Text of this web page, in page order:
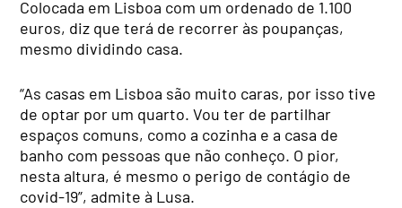
Colocada em Lisboa com um ordenado de 1.100
euros, diz que terá de recorrer às poupanças,
mesmo dividindo casa.
“As casas em Lisboa são muito caras, por isso tive
de optar por um quarto. Vou ter de partilhar
espaços comuns, como a cozinha e a casa de
banho com pessoas que não conheço. O pior,
nesta altura, é mesmo o perigo de contágio de
covid-19”, admite à Lusa.